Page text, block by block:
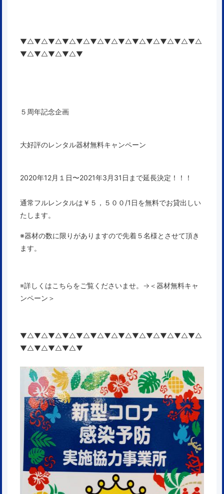
▼△▼△▼△▼△▼△▼△▼△▼△▼△▼△▼△▼△▼△
▼△▼△▼△▼△▼
５周年記念企画
大好評のレンタル器材無料キャンペーン
2020年12月１日〜2021年3月31日まで延長決定！！！
通常フルレンタルは￥５，５００/1日を無料でお貸出しい
たします。
※器材の数に限りがありますので先着５名様とさせて頂き
ます。
※詳しくはこちらをご覧くださいませ。→ ＜器材無料キャ
ンペーン＞
▼△▼△▼△▼△▼△▼△▼△▼△▼△▼△▼△▼△▼△
▼△▼△▼△▼△▼